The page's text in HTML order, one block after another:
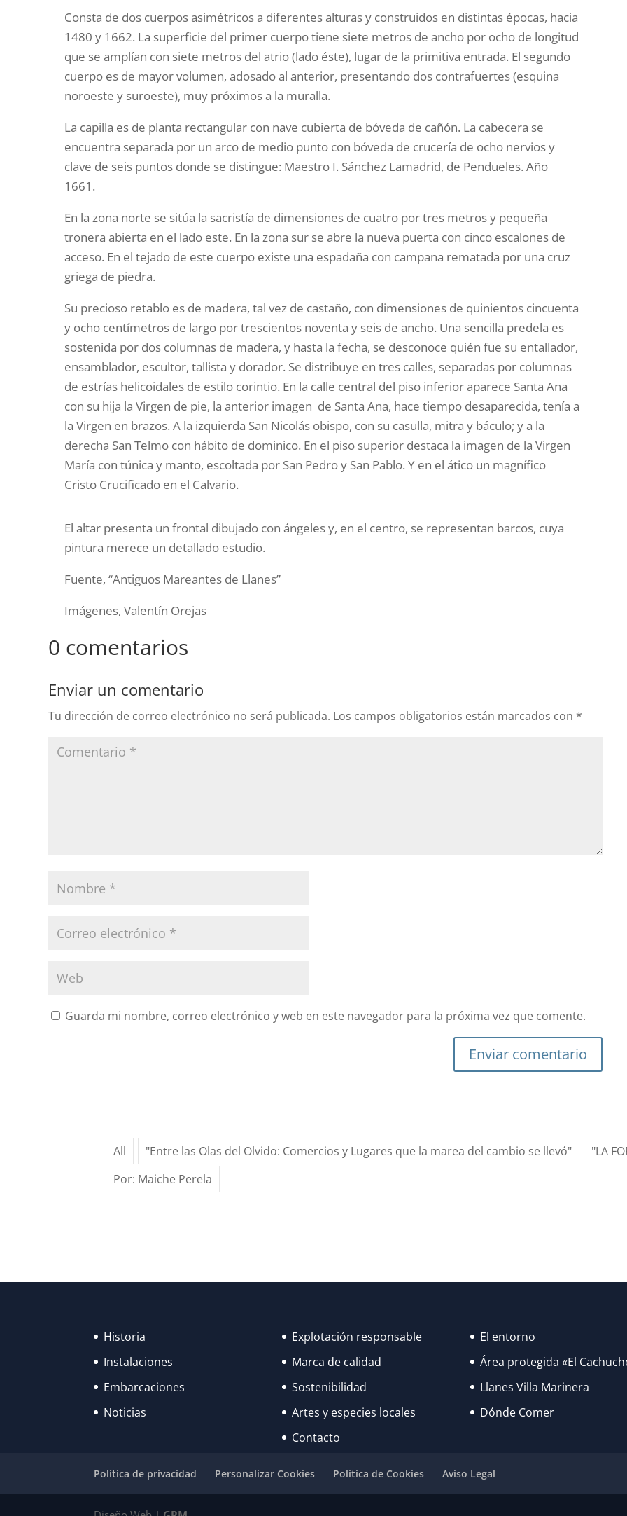
Consta de dos cuerpos asimétricos a diferentes alturas y construidos en distintas épocas, hacia
1480 y 1662. La superficie del primer cuerpo tiene siete metros de ancho por ocho de longitud
que se amplían con siete metros del atrio (lado éste), lugar de la primitiva entrada. El segundo
cuerpo es de mayor volumen, adosado al anterior, presentando dos contrafuertes (esquina
noroeste y suroeste), muy próximos a la muralla.
La capilla es de planta rectangular con nave cubierta de bóveda de cañón. La cabecera se
encuentra separada por un arco de medio punto con bóveda de crucería de ocho nervios y
clave de seis puntos donde se distingue: Maestro I. Sánchez Lamadrid, de Pendueles. Año
1661.
En la zona norte se sitúa la sacristía de dimensiones de cuatro por tres metros y pequeña
tronera abierta en el lado este. En la zona sur se abre la nueva puerta con cinco escalones de
acceso. En el tejado de este cuerpo existe una espadaña con campana rematada por una cruz
griega de piedra.
Su precioso retablo es de madera, tal vez de castaño, con dimensiones de quinientos cincuenta
y ocho centímetros de largo por trescientos noventa y seis de ancho. Una sencilla predela es
sostenida por dos columnas de madera, y hasta la fecha, se desconoce quién fue su entallador,
ensamblador, escultor, tallista y dorador. Se distribuye en tres calles, separadas por columnas
de estrías helicoidales de estilo corintio. En la calle central del piso inferior aparece Santa Ana
con su hija la Virgen de pie, la anterior imagen de Santa Ana, hace tiempo desaparecida, tenía a
la Virgen en brazos. A la izquierda San Nicolás obispo, con su casulla, mitra y báculo; y a la
derecha San Telmo con hábito de dominico. En el piso superior destaca la imagen de la Virgen
María con túnica y manto, escoltada por San Pedro y San Pablo. Y en el ático un magnífico
Cristo Crucificado en el Calvario.
El altar presenta un frontal dibujado con ángeles y, en el centro, se representan barcos, cuya
pintura merece un detallado estudio.
Fuente, “Antiguos Mareantes de Llanes”
Imágenes, Valentín Orejas
0 comentarios
Enviar un comentario
Tu dirección de correo electrónico no será publicada. Los campos obligatorios están marcados con *
Guarda mi nombre, correo electrónico y web en este navegador para la próxima vez que comente.
Enviar comentario
All "Entre las Olas del Olvido: Comercios y Lugares que la marea del cambio se llevó"
"LA
Por: Maiche Perela
Historia
Instalaciones
Embarcaciones
Noticias
Explotación responsable
Marca de calidad
Sostenibilidad
Artes y especies locales
Contacto
El entorno
Área protegida «El
Llanes Villa Marinera
Dónde Comer
Política de privacidad Personalizar Cookies Política de Cookies Aviso Legal